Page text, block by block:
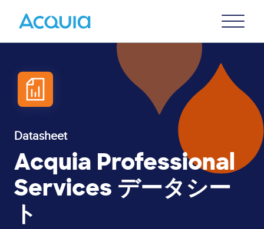
Menu
Datasheet
Acquia Professional
Services データシー
ト